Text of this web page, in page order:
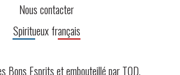
Nous contacter
Spiritueux français
Bons Esprits et embouteillé parTOD.